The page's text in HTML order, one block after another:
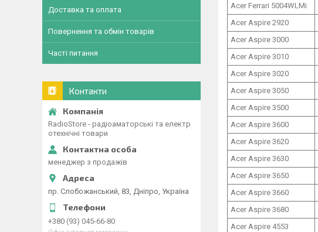
Acer Ferrari 5004WLMi
Acer Aspire 2920
Acer Aspire 3000
Acer Aspire 3010
Acer Aspire 3020
Acer Aspire 3050
Acer Aspire 3500
Acer Aspire 3600
Acer Aspire 3620
Acer Aspire 3630
Acer Aspire 3650
Acer Aspire 3660
Acer Aspire 3680
Acer Aspire 4553
Доставка та оплата
Повернення та обмін товарів
Часті питання
Контакти
RadioStore - радіоаматорські та електр
отехнічні товари
менеджер з продажів
пр. Слобожанський, 83, Дніпро, Україна
+380 (93) 045-66-80